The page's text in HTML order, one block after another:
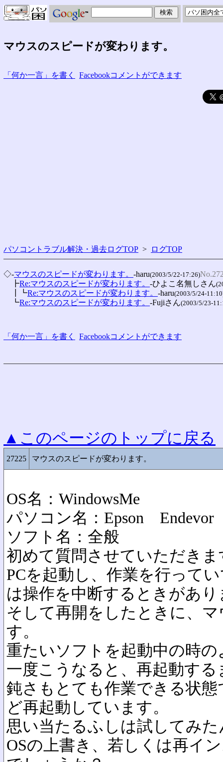
マウスのスピードが変わります。
「何か一言」を書く Facebookコメントができます
パソコントラブル解決・過去ログTOP > ログTOP
◇-マウスのスピードが変わります。 -haru(2003/5/22-17:26)
┣Re:マウスのスピードが変わります。 -ひよこ名無しさん
┃┗Re:マウスのスピードが変わります。 -haru(2003/5/24-
┗Re:マウスのスピードが変わります。 -Fujiさん(2003/5/23-
「何か一言」を書く Facebookコメントができます
▲このページのトップに戻る
27225 マウスのスピードが変わります。
OS名：WindowsMe
パソコン名：Epson
ソフト名：全般
初めて質問させていただきま
PCを起動し、作業を行って
は操作を中断するときがあり
そして再開をしたときに、
す。
重たいソフトを起動中の時
一度こうなると、再起動す
鈍さもとても作業できる状
ど再起動しています。
思い当たるふしは試してみ
OSの上書き、若しくは再イ